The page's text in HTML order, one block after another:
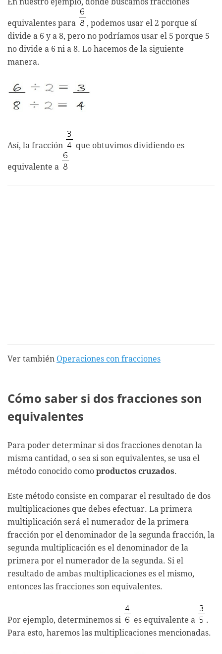
equivalentes para
, podemos usar el 2 porque sí
divide a 6 y a 8, pero no podríamos usar el 5 porque 5
no divide a 6 ni a 8. Lo hacemos de la siguiente
manera.
Así, la fracción que obtuvimos dividiendo es
equivalente a
Ver también Operaciones con fracciones
Cómo saber si dos fracciones son
equivalentes
Para poder determinar si dos fracciones denotan la
misma cantidad, o sea si son equivalentes, se usa el
método conocido como productos cruzados.
Este método consiste en comparar el resultado de dos
multiplicaciones que debes efectuar. La primera
multiplicación será el numerador de la primera
fracción por el denominador de la segunda fracción, la
segunda multiplicación es el denominador de la
primera por el numerador de la segunda. Si el
resultado de ambas multiplicaciones es el mismo,
entonces las fracciones son equivalentes.
Por ejemplo, determinemos si es equivalente a
.
Para esto, haremos las multiplicaciones mencionadas.